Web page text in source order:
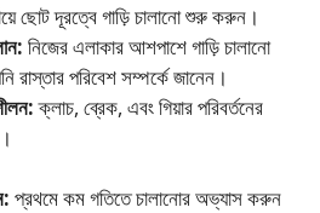
ছোট দূরত্বে গাড়ি চালানো শুরু করুন।
নিজের এলাকার আশপাশে গাড়ি চালানো
পরিবেশ সম্পর্কে জানেন।
ক্লাচ, ব্রেক, এবং গিয়ার পরিবর্তনের
প্রথমে কম গতিতে চালানোর অভ্যাস করুন